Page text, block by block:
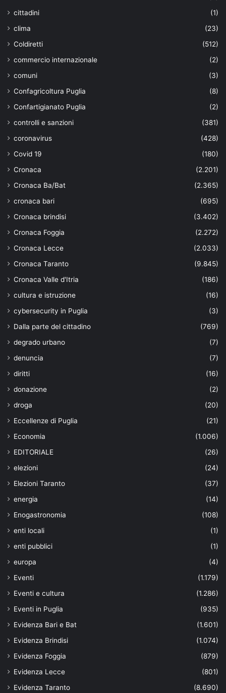
cittadini
(1)
clima
(23)
Coldiretti
(512)
commercio internazionale
(2)
comuni
(3)
Confagricoltura Puglia
(8)
Confartigianato Puglia
(2)
controlli e sanzioni
(381)
coronavirus
(428)
Covid 19
(180)
Cronaca
(2.201)
Cronaca Ba/Bat
(2.365)
cronaca bari
(695)
Cronaca brindisi
(3.402)
Cronaca Foggia
(2.272)
Cronaca Lecce
(2.033)
Cronaca Taranto
(9.845)
Cronaca Valle d'Itria
(186)
cultura e istruzione
(16)
cybersecurity in Puglia
(3)
Dalla parte del cittadino
(769)
degrado urbano
(7)
denuncia
(7)
diritti
(16)
donazione
(2)
droga
(20)
Eccellenze di Puglia
(21)
Economia
(1.006)
EDITORIALE
(26)
elezioni
(24)
Elezioni Taranto
(37)
energia
(14)
Enogastronomia
(108)
enti locali
(1)
enti pubblici
(1)
europa
(4)
Eventi
(1.179)
Eventi e cultura
(1.286)
Eventi in Puglia
(935)
Evidenza Bari e Bat
(1.601)
Evidenza Brindisi
(1.074)
Evidenza Foggia
(879)
Evidenza Lecce
(801)
Evidenza Taranto
(8.690)